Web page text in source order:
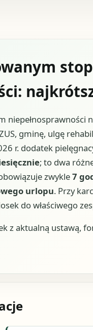
niepełnosprawności
gminę, ulgę
r. dodatek
; to dwa
zwykle7
urlopu. Przy
do właściwego
z aktualną ustawą,